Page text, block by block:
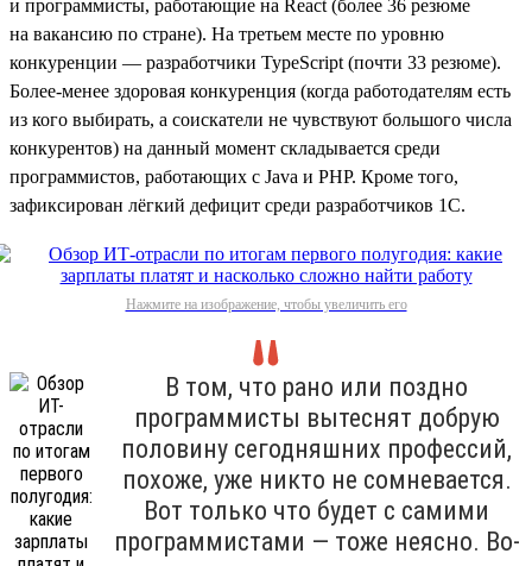
и программисты, работающие на React (более 36 резюме
на вакансию по стране). На третьем месте по уровню
конкуренции — разработчики TypeScript (почти 33 резюме).
Более-менее здоровая конкуренция (когда работодателям есть
из кого выбирать, а соискатели не чувствуют большого числа
конкурентов) на данный момент складывается среди
программистов, работающих с Java и PHP. Кроме того,
зафиксирован лёгкий дефицит среди разработчиков 1С.
Нажмите на изображение, чтобы увеличить его
В том, что рано или поздно
программисты вытеснят добрую
половину сегодняшних профессий,
похоже, уже никто не сомневается.
Вот только что будет с самими
программистами — тоже неясно. Во-